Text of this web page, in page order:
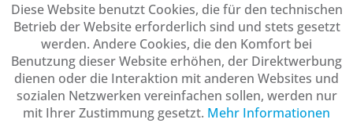
Diese Website benutzt Cookies, die für den technischen
Betrieb der Website erforderlich sind und stets gesetzt
werden. Andere Cookies, die den Komfort bei
Benutzung dieser Website erhöhen, der Direktwerbung
dienen oder die Interaktion mit anderen Websites und
sozialen Netzwerken vereinfachen sollen, werden nur
mit Ihrer Zustimmung gesetzt. Mehr Informationen